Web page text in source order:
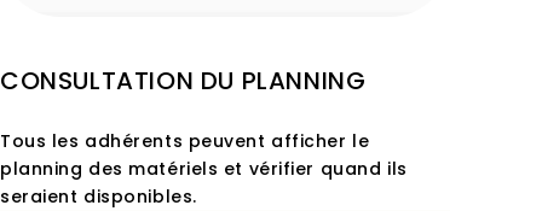
CONSULTATION DU PLANNING
Tous les adhérents peuvent afficher le
planning des matériels et vérifier quand ils
seraient disponibles.